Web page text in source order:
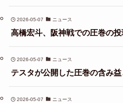
2026-05-07 ニュース
高橋宏斗、阪神戦での圧巻の
2026-05-07 ニュース
テスタが公開した圧巻の含み
2026-05-07 ニュース